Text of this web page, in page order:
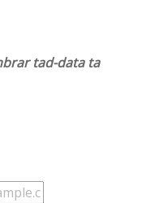
tad-data ta